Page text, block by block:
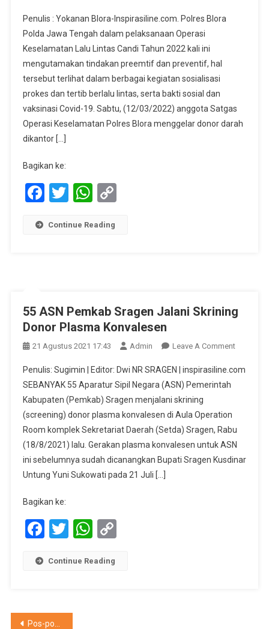
Donor
Penulis : Yokanan Blora-Inspirasiline.com. Polres Blora
Polda Jawa Tengah dalam pelaksanaan Operasi
Keselamatan Lalu Lintas Candi Tahun 2022 kali ini
mengutamakan tindakan preemtif dan preventif, hal
tersebut terlihat dalam berbagai kegiatan sosialisasi
prokes dan tertib berlalu lintas, serta bakti sosial dan
vaksinasi Covid-19. Sabtu, (12/03/2022) anggota Satgas
Operasi Keselamatan Polres Blora menggelar donor darah
dikantor […]
Bagikan ke:
Facebook
TwitterWhatsApp
Copy
Continue Reading
55 ASN Pemkab Sragen Jalani Skrining
Donor Plasma Konvalesen
21 Agustus 2021 17:43 Admin Leave A CommentOn
ASN
Skrining
Donor
Penulis: Sugimin | Editor: Dwi NR SRAGEN | inspirasiline.com
SEBANYAK 55 Aparatur Sipil Negara (ASN) Pemerintah
Kabupaten (Pemkab) Sragen menjalani skrining
(screening) donor plasma konvalesen di Aula Operation
Room komplek Sekretariat Daerah (Setda) Sragen, Rabu
(18/8/2021) lalu. Gerakan plasma konvalesen untuk ASN
ini sebelumnya sudah dicanangkan Bupati Sragen Kusdinar
Untung Yuni Sukowati pada 21 Juli […]
Bagikan ke:
Facebook
TwitterWhatsApp
Copy
Continue Reading
Navigasi
Pos-pos lama